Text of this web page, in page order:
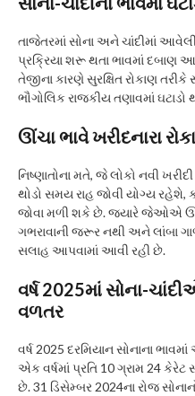
તાજેતરમાં સોના અને ચાંદીમાં
પ્રક્રિયા શરૂ થતા ભાવમાં
તેજીના કારણે સુરક્ષિત રોકાણ તરીકે
ભૌગોલિક રાજકીય તણાવમાં
ઊંચા ભાવે ખરીદનારા
નિષ્ણાતોના મતે, જે લોકો નવી
થોડો સમય રાહ જોવી યોગ્ય રહેશે,
જોવા મળી શકે છે. જ્યારે જેઓએ
ગભરાવાની જરૂર નથી અને લાંબા
સલાહ આપવામાં આવી રહી છે.
વર્ષ 2025માં સોના-
વળતર
વર્ષ 2025 દરમિયાન સોનાના
એક વર્ષમાં પ્રતિ 10 ગ્રામ 24
છે. 31 ડિસેમ્બર 2024ના રોજ